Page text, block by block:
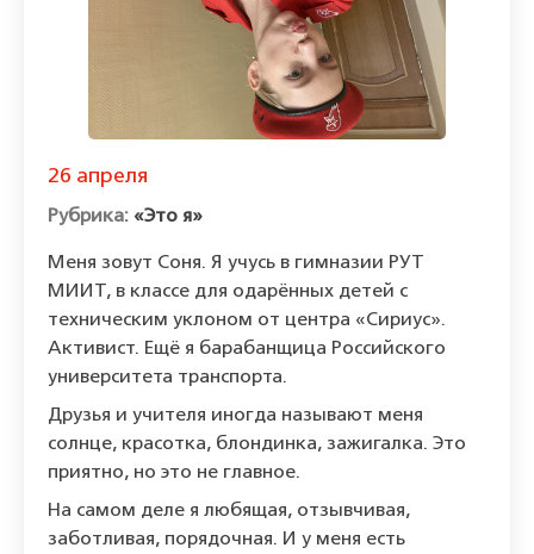
26 апреля
«Это я»
Меня зовут Соня. Я учусь в гимназии РУТ
МИИТ, в классе для одарённых детей с
техническим уклоном от центра «Сириус».
Активист. Ещё я барабанщица Российского
университета транспорта.
Друзья и учителя иногда называют меня
солнце, красотка, блондинка, зажигалка. Это
приятно, но это не главное.
На самом деле я любящая, отзывчивая,
заботливая, порядочная. И у меня есть